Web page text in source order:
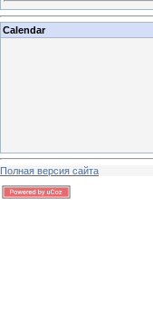
Calendar
Полная версия сайта